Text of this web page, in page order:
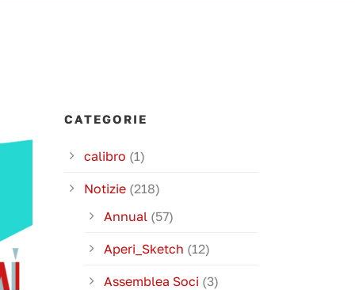
CATEGORIE
calibro (1)
Notizie (218)
Annual (57)
Aperi_Sketch (12)
Assemblea Soci (3)